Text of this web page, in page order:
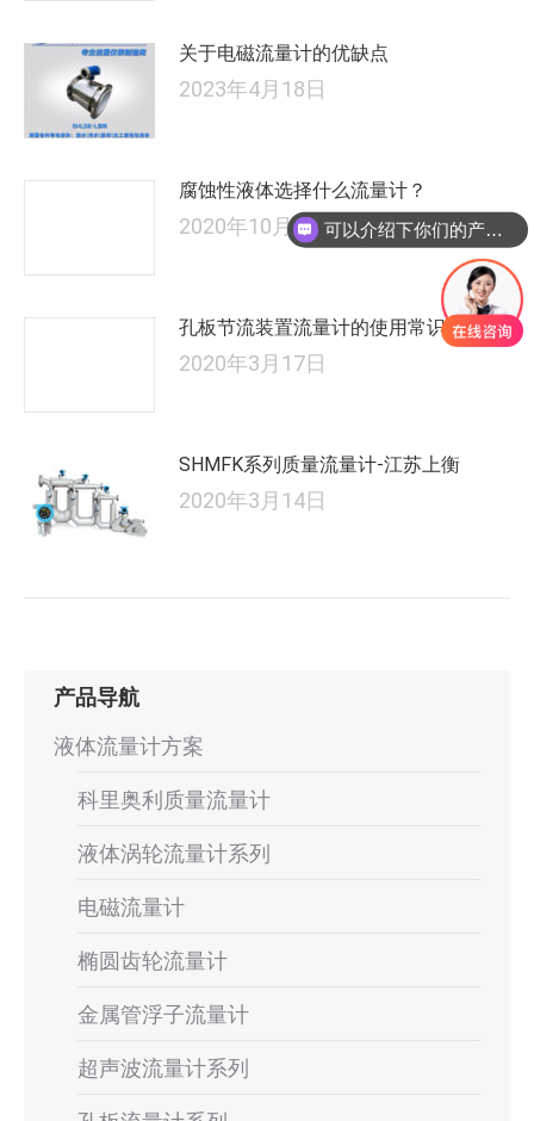
关于电磁流量计的优缺点
2023年4月18日
腐蚀性液体选择什么流量计？
2020年10月26日
孔板节流装置流量计的使用常识
2020年3月17日
SHMFK系列质量流量计-江苏上衡
2020年3月14日
产品导航
液体流量计方案
科里奥利质量流量计
液体涡轮流量计系列
电磁流量计
椭圆齿轮流量计
金属管浮子流量计
超声波流量计系列
可以介绍下你们的产品么